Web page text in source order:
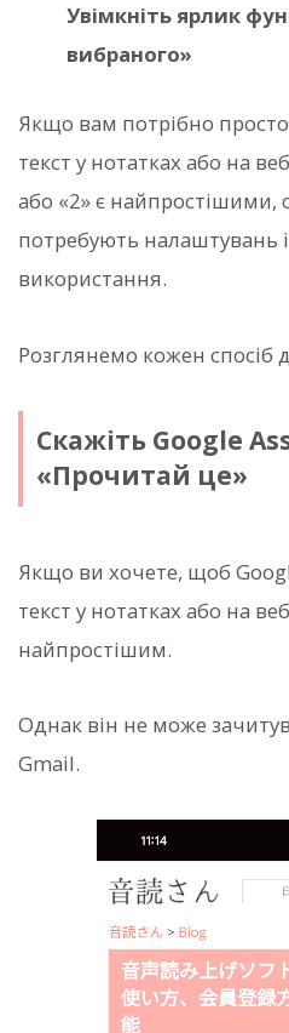
Увімкніть ярлик
вибраного»
Якщо вам потрібно
текст у нотатках або на
або «2» є найпростішими,
потребують налаштувань
використання.
Розглянемо кожен спосіб
Скажіть Google
«Прочитай це»
Якщо ви хочете, щоб
текст у нотатках або на
найпростішим.
Однак він не може
Gmail.